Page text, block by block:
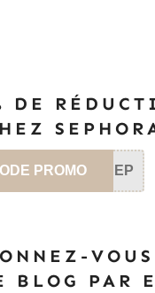
DE
PROMO SEP
BLOG PAR